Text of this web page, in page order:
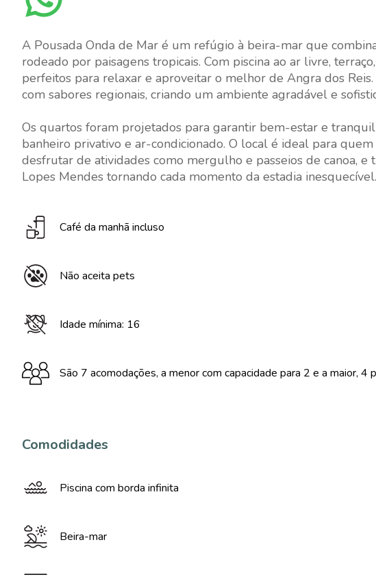
A Pousada Onda de Mar é um refúgio à beira-mar que
rodeado por paisagens tropicais. Com piscina ao ar livre,
perfeitos para relaxar e aproveitar o melhor de Angra dos
com sabores regionais, criando um ambiente agradável e
Os quartos foram projetados para garantir bem-estar e
banheiro privativo e ar-condicionado. O local é ideal para
desfrutar de atividades como mergulho e passeios de canoa,
Lopes Mendes tornando cada momento da estadia inesquecível.
Café da manhã incluso
Não aceita pets
Idade mínima: 16
São 7 acomodações, a menor com capacidade para 2 e a maior, 4
Comodidades
Piscina com borda infinita
Beira-mar